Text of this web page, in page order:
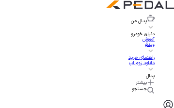
پدال من
دنیای خودرو
آموزش
ویدئو
راهنمای خرید
دانلود زوم اپ
پدال
بیشتر
جستجو